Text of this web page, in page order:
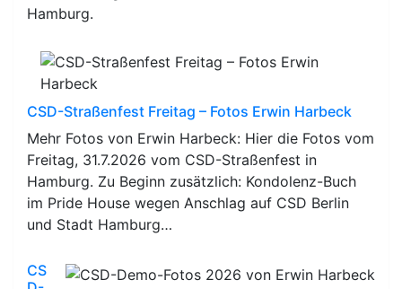
Hamburg.
CSD-Straßenfest Freitag – Fotos Erwin Harbeck
Mehr Fotos von Erwin Harbeck: Hier die Fotos vom
Freitag, 31.7.2026 vom CSD-Straßenfest in
Hamburg. Zu Beginn zusätzlich: Kondolenz-Buch
im Pride House wegen Anschlag auf CSD Berlin
und Stadt Hamburg…
CS